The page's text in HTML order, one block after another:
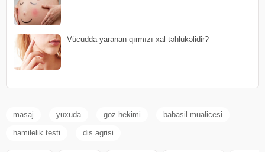
Vücudda yaranan qırmızı xal təhlükəlidir?
masaj yuxuda goz hekimi babasil mualicesi
hamilelik testi dis agrisi